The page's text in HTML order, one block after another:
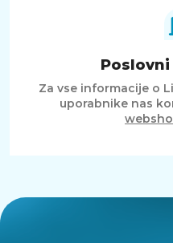
Za vse informacije o
uporabnike nas